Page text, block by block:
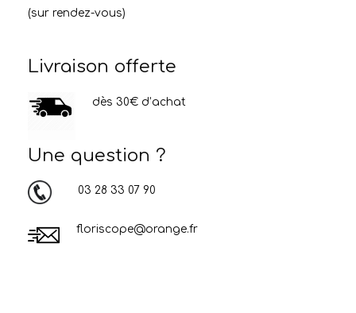
(sur rendez-vous)
Livraison offerte
dès 30€ d’achat
Une question ?
03 28 33 07 90
floriscope@orange.fr